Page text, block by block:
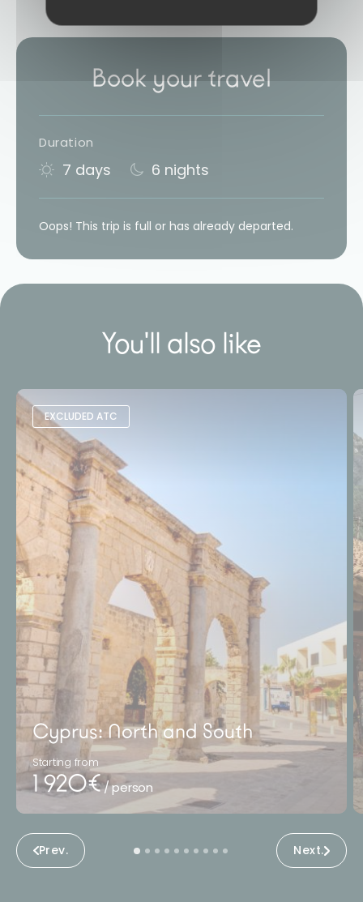
Book your travel
Duration
7 days 6 nights
Oops! This trip is full or has already departed.
You'll also like
Prev. Next.
EXCLUDED ATC
Cyprus: North and South
Starting from
1 920€/ person